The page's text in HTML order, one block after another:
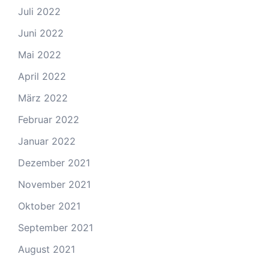
Juli 2022
Juni 2022
Mai 2022
April 2022
März 2022
Februar 2022
Januar 2022
Dezember 2021
November 2021
Oktober 2021
September 2021
August 2021